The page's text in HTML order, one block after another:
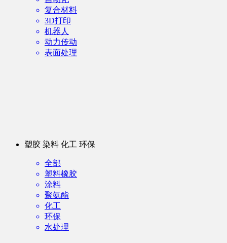
复合材料
3D打印
机器人
动力传动
表面处理
塑胶 染料 化工 环保
全部
塑料橡胶
涂料
聚氨酯
化工
环保
水处理